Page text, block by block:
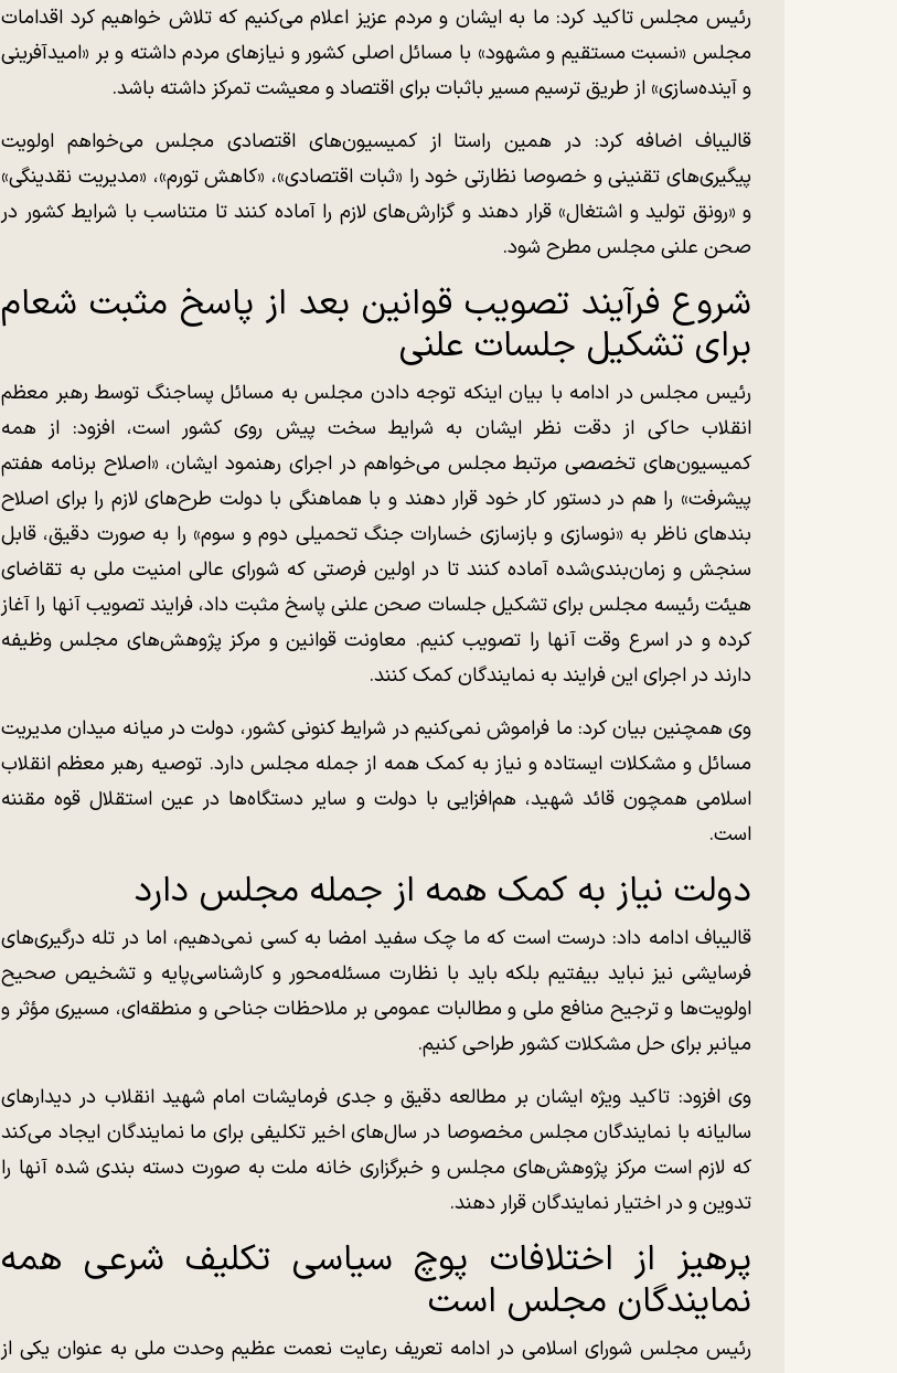
رئیس مجلس تاکید کرد: ما به ایشان و مردم عزیز اعلام می‌کنیم که تلاش خواهیم کرد اقدامات
مجلس «نسبت مستقیم و مشهود» با مسائل اصلی کشور و نیاز‌های مردم داشته و بر «امیدآفرینی
و آینده‌سازی» از طریق ترسیم مسیر باثبات برای اقتصاد و معیشت تمرکز داشته باشد.
قالیباف اضافه کرد: در همین راستا از کمیسیون‌های اقتصادی مجلس می‌خواهم اولویت
پیگیری‌های تقنینی و خصوصا نظارتی خود را «ثبات اقتصادی»، «کاهش تورم»، «مدیریت نقدینگی»
و «رونق تولید و اشتغال» قرار دهند و گزارش‌های لازم را آماده کنند تا متناسب با شرایط کشور در
صحن علنی مجلس مطرح شود.
شروع فرآیند تصویب قوانین بعد از پاسخ مثبت شعام
برای تشکیل جلسات علنی
رئیس مجلس در ادامه با بیان اینکه توجه دادن مجلس به مسائل پساجنگ توسط رهبر معظم
انقلاب حاکی از دقت نظر ایشان به شرایط سخت پیش روی کشور است، افزود: از همه
کمیسیون‌های تخصصی مرتبط مجلس می‌خواهم در اجرای رهنمود ایشان، «اصلاح برنامه هفتم
پیشرفت» را هم در دستور کار خود قرار دهند و با هماهنگی با دولت طرح‌های لازم را برای اصلاح
بند‌های ناظر به «نوسازی و بازسازی خسارات جنگ تحمیلی دوم و سوم» را به صورت دقیق، قابل
سنجش و زمان‌بندی‌شده آماده کنند تا در اولین فرصتی که شورای عالی امنیت ملی به تقاضای
هیئت رئیسه مجلس برای تشکیل جلسات صحن علنی پاسخ مثبت داد، فرایند تصویب آنها را آغاز
کرده و در اسرع وقت آنها را تصویب کنیم. معاونت قوانین و مرکز پژوهش‌های مجلس وظیفه
دارند در اجرای این فرایند به نمایندگان کمک کنند.
وی همچنین بیان کرد: ما فراموش نمی‌کنیم در شرایط کنونی کشور، دولت در میانه میدان مدیریت
مسائل و مشکلات ایستاده و نیاز به کمک همه از جمله مجلس دارد. توصیه رهبر معظم انقلاب
اسلامی همچون قائد شهید، هم‌افزایی با دولت و سایر دستگاه‌ها در عین استقلال قوه مقننه
است.
دولت نیاز به کمک همه از جمله مجلس دارد
قالیباف ادامه داد: درست است که ما چک سفید امضا به کسی نمی‌دهیم، اما در تله درگیری‌های
فرسایشی نیز نباید بیفتیم بلکه باید با نظارت مسئله‌محور و کارشناسی‌پایه و تشخیص صحیح
اولویت‌ها و ترجیح منافع ملی و مطالبات عمومی بر ملاحظات جناحی و منطقه‌ای، مسیری مؤثر و
میانبر برای حل مشکلات کشور طراحی کنیم.
وی افزود: تاکید ویژه ایشان بر مطالعه دقیق و جدی فرمایشات امام شهید انقلاب در دیدار‌های
سالیانه با نمایندگان مجلس مخصوصا در سال‌های اخیر تکلیفی برای ما نمایندگان ایجاد می‌کند
که لازم است مرکز پژوهش‌های مجلس و خبرگزاری خانه ملت به صورت دسته بندی شده آنها را
تدوین و در اختیار نمایندگان قرار دهند.
پرهیز از اختلافات پوچ سیاسی تکلیف شرعی همه
نمایندگان مجلس است
رئیس مجلس شورای اسلامی در ادامه تعریف رعایت نعمت عظیم وحدت ملی به عنوان یکی از